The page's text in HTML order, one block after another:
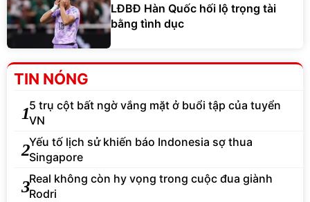
LĐBĐ Hàn Quốc hối lộ trọng tài
bằng tình dục
TIN NÓNG
15 trụ cột bất ngờ vắng mặt ở buổi tập của tuyển
VN
2Yếu tố lịch sử khiến báo Indonesia sợ thua
Singapore
3Real không còn hy vọng trong cuộc đua giành
Rodri